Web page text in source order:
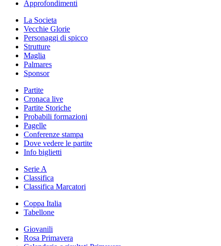
Approfondimenti
La Societa
Vecchie Glorie
Personaggi di spicco
Strutture
Maglia
Palmares
Sponsor
Partite
Cronaca live
Partite Storiche
Probabili formazioni
Pagelle
Conferenze stampa
Dove vedere le partite
Info biglietti
Serie A
Classifica
Classifica Marcatori
Coppa Italia
Tabellone
Giovanili
Rosa Primavera